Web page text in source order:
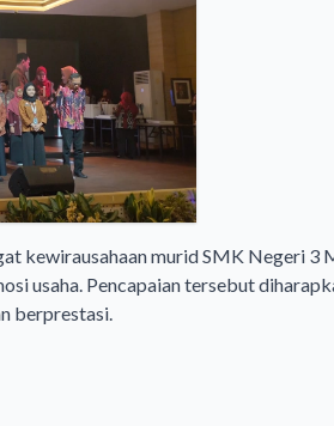
kewirausahaan murid SMK Negeri 3
usaha. Pencapaian tersebut
berprestasi.